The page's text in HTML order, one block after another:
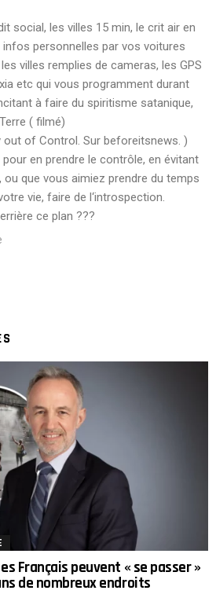
social, les villes 15 min, le crit air en
infos personnelles par vos voitures
villes remplies de cameras, les GPS
etc qui vous programment durant
à faire du spiritisme satanique,
( filmé)
of Control. Sur beforeitsnews. )
en prendre le contrôle, en évitant
que vous aimiez prendre du temps
vie, faire de l‘introspection.
ce plan ???
Français peuvent « se passer »
de nombreux endroits